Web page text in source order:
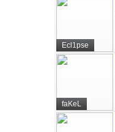
Ecl1pse
faKeL